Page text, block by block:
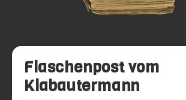
Flaschenpost vom
Klabautermann